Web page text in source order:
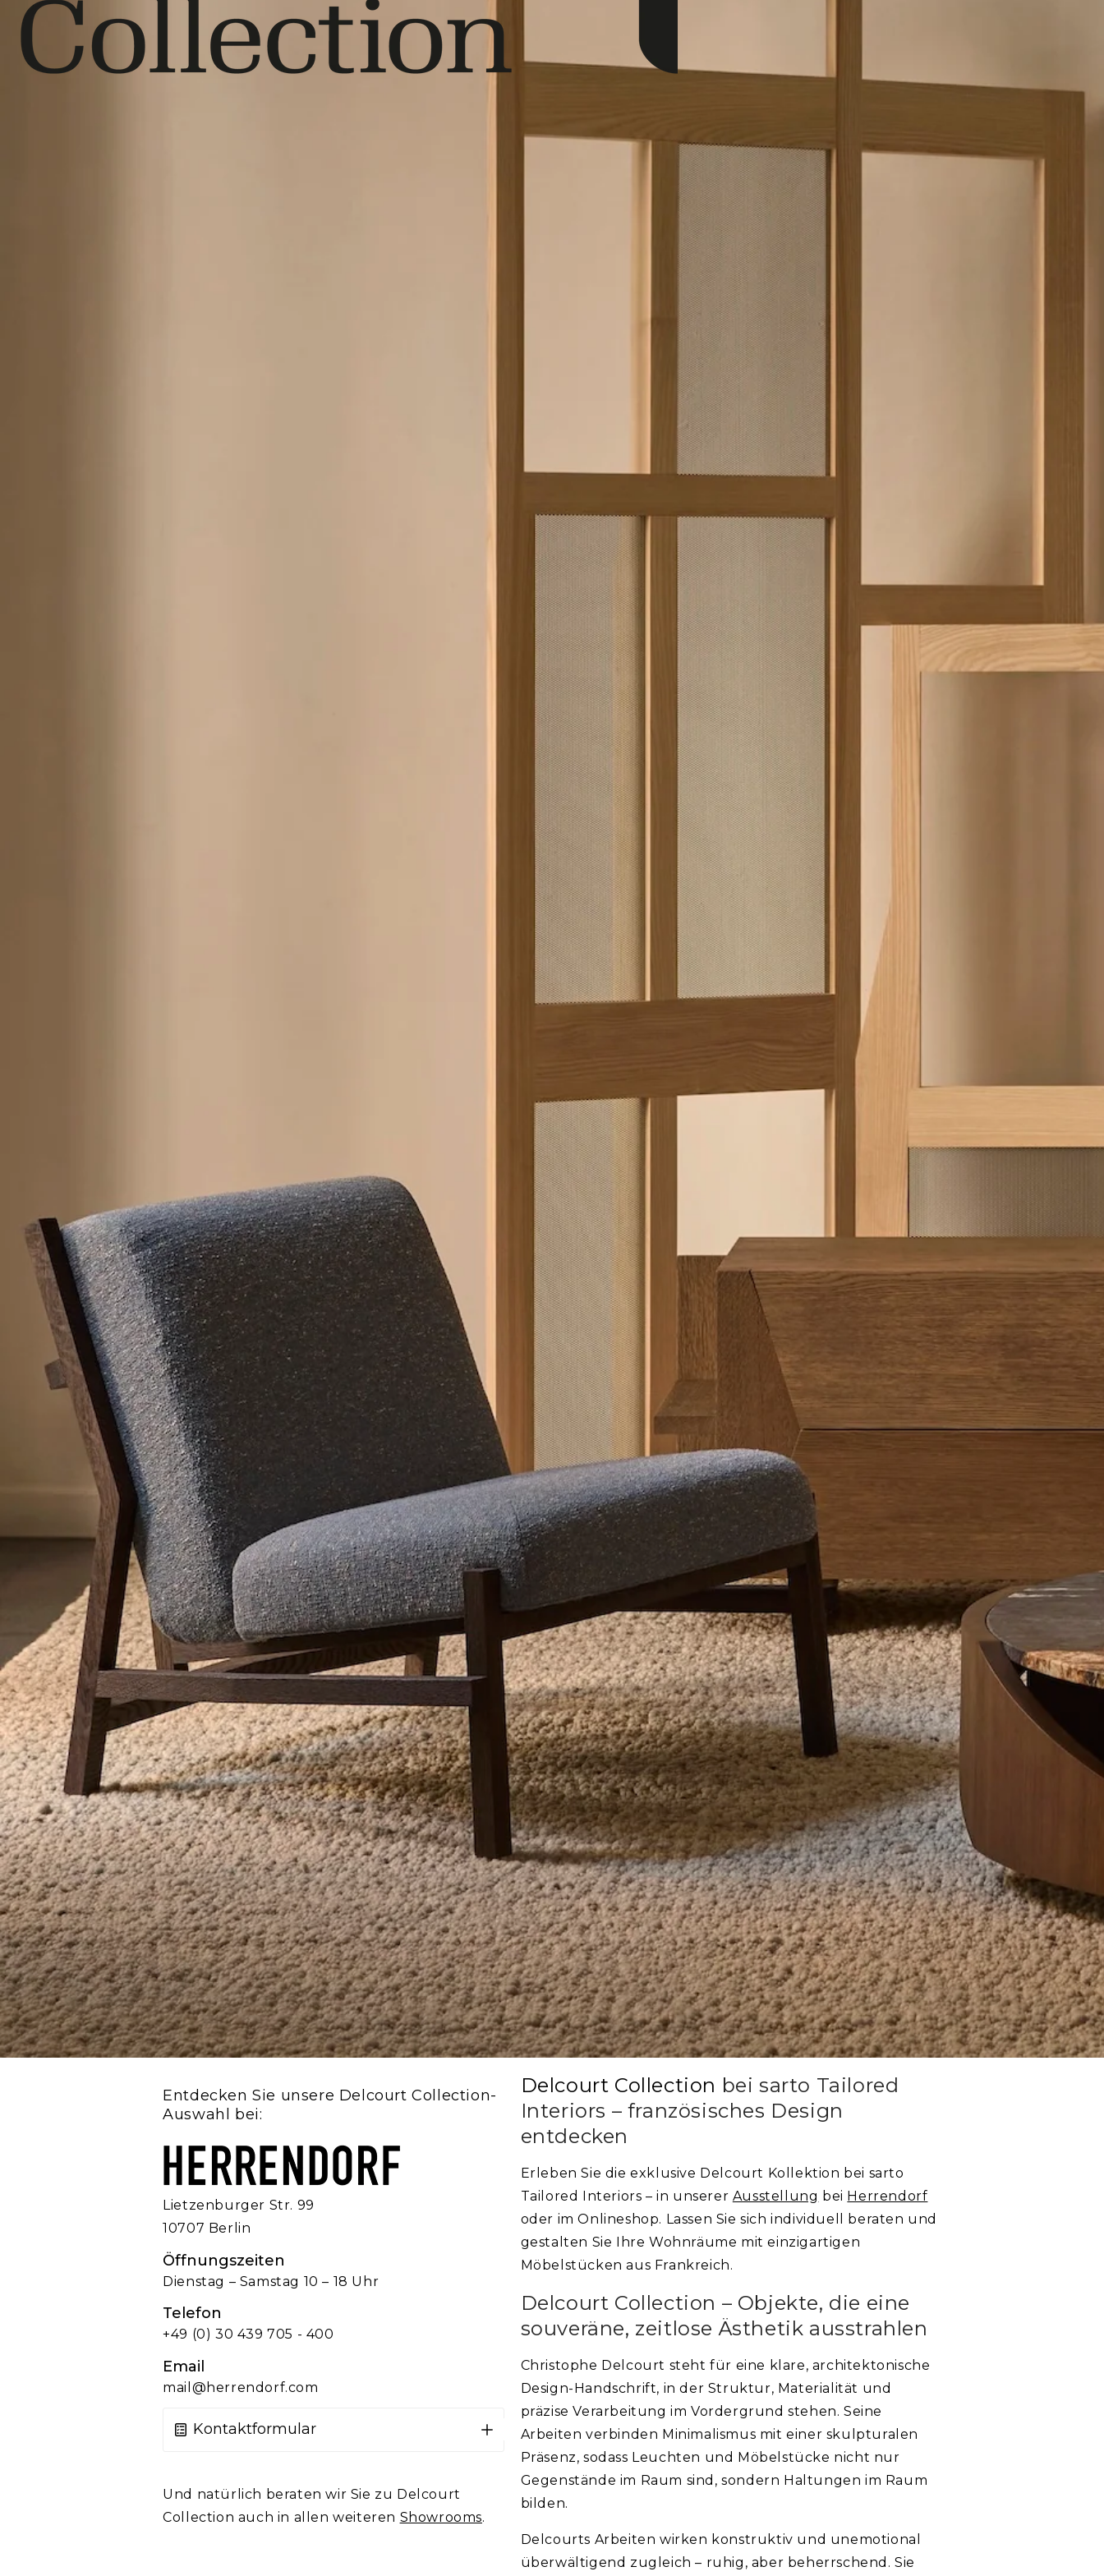
Entdecken Sie unsere Delcourt Collection-
Auswahl bei:
Lietzenburger Str. 99
10707 Berlin
Öffnungszeiten
Dienstag – Samstag 10 – 18 Uhr
Telefon
+49 (0) 30 439 705 - 400
Email
mail@herrendorf.com
Kontaktformular
Und natürlich beraten wir Sie zu Delcourt
Collection auch in allen weiteren Showrooms.
Delcourt Collection bei sarto Tailored
Interiors – französisches Design
entdecken
Erleben Sie die exklusive Delcourt Kollektion bei sarto
Tailored Interiors – in unserer Ausstellung bei Herrendorf
oder im Onlineshop. Lassen Sie sich individuell beraten und
gestalten Sie Ihre Wohnräume mit einzigartigen
Möbelstücken aus Frankreich.
Delcourt Collection – Objekte, die eine
souveräne, zeitlose Ästhetik ausstrahlen
Christophe Delcourt steht für eine klare, architektonische
Design-Handschrift, in der Struktur, Materialität und
präzise Verarbeitung im Vordergrund stehen. Seine
Arbeiten verbinden Minimalismus mit einer skulpturalen
Präsenz, sodass Leuchten und Möbelstücke nicht nur
Gegenstände im Raum sind, sondern Haltungen im Raum
bilden.
Delcourts Arbeiten wirken konstruktiv und unemotional
überwältigend zugleich – ruhig, aber beherrschend. Sie